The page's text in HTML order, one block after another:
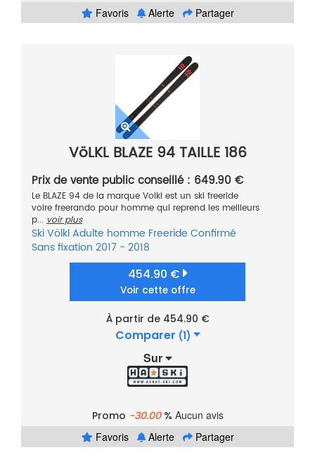
Favoris
Alerte Partager
VöLKL BLAZE 94 TAILLE 186
Prix de vente public conseillé : 649.90 €
Le BLAZE 94 de la marque Volkl est un ski freeride
voire freerando pour homme qui reprend les meilleurs
p... voir plus
SkiVölklAdulte homme Freeride Confirmé
Sans fixation 2017 - 2018
454.90 €
Voir cette offre
À partir de 454.90 €
Comparer (1)
Sur
Promo -30.00% Aucun avis
Favoris
Alerte Partager